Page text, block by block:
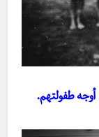
طفولتهم.